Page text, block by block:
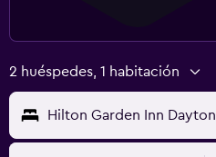
2 huéspedes, 1 habitación
Hilton Garden Inn